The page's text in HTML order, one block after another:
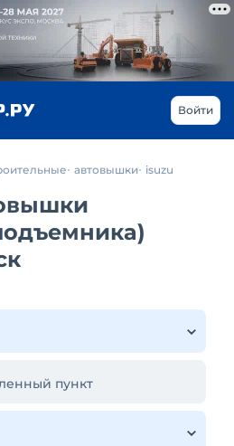
Войти
автовышки isuzu
пункт